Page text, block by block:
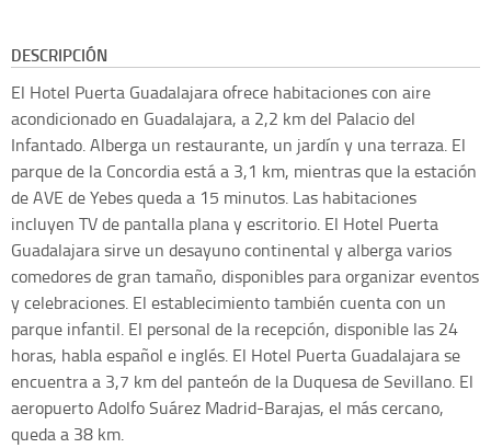
DESCRIPCIÓN
El Hotel Puerta Guadalajara ofrece habitaciones con aire
acondicionado en Guadalajara, a 2,2 km del Palacio del
Infantado. Alberga un restaurante, un jardín y una terraza. El
parque de la Concordia está a 3,1 km, mientras que la estación
de AVE de Yebes queda a 15 minutos. Las habitaciones
incluyen TV de pantalla plana y escritorio. El Hotel Puerta
Guadalajara sirve un desayuno continental y alberga varios
comedores de gran tamaño, disponibles para organizar eventos
y celebraciones. El establecimiento también cuenta con un
parque infantil. El personal de la recepción, disponible las 24
horas, habla español e inglés. El Hotel Puerta Guadalajara se
encuentra a 3,7 km del panteón de la Duquesa de Sevillano. El
aeropuerto Adolfo Suárez Madrid-Barajas, el más cercano,
queda a 38 km.